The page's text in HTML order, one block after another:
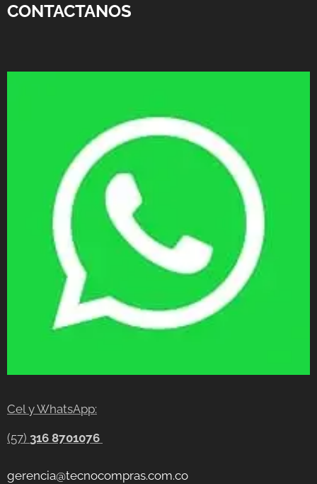
CONTACTANOS
Cel y WhatsApp:
(57) 316 8701076
gerencia@tecnocompras.com.co